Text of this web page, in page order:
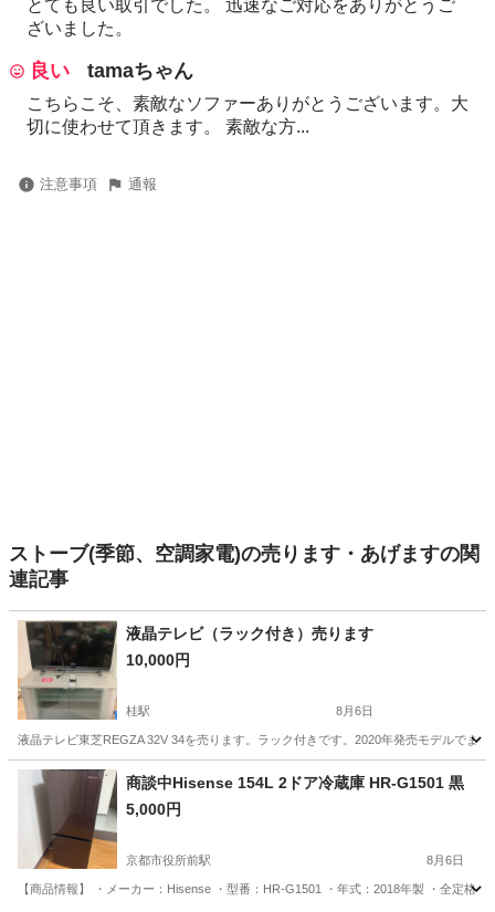
とても良い取引でした。 迅速なご対応をありがとうご
ざいました。
良い tamaちゃん
こちらこそ、素敵なソファーありがとうございます。大
切に使わせて頂きます。 素敵な方...
注意事項 通報
ストーブ(季節、空調家電)の売ります・あげますの関
連記事
液晶テレビ（ラック付き）売ります
10,000円
桂駅 8月6日
液晶テレビ東芝REGZA 32V 34を売ります。ラック付きです。2020年発売モデルでま
京都 京都市 桂駅
商談中Hisense 154L 2ドア冷蔵庫 HR-G1501 黒
5,000円
京都市役所前駅 8月6日
【商品情報】 ・メーカー：Hisense ・型番：HR-G1501 ・年式：2018年製 ・全定格